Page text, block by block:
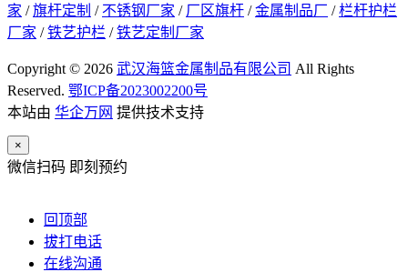
家 /旗杆定制 / 不锈钢厂家 / 厂区旗杆 /金属制品厂 /栏杆护栏
厂家 /铁艺护栏 /铁艺定制厂家
Copyright © 2026 武汉海篮金属制品有限公司 All Rights
Reserved. 鄂ICP备2023002200号
本站由 华企万网 提供技术支持
×
微信扫码 即刻预约
回顶部
拔打电话
在线沟通